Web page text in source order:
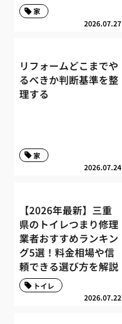
2026.07.27
家
リフォームどこまでや
るべきか判断基準を整
理する
2026.07.24
家
【2026年最新】三重
県のトイレつまり修理
業者おすすめランキン
グ5選！料金相場や信
頼できる選び方を解説
2026.07.22
トイレ